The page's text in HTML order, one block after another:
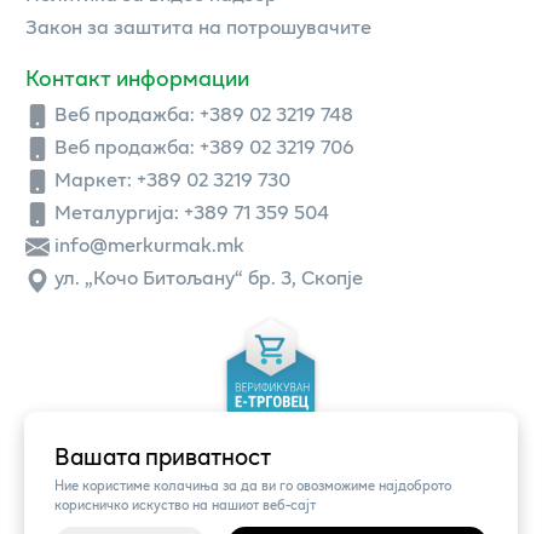
Вашата приватност
Ние користиме колачиња за да ви го овозможиме најдоброто
корисничко искуство на нашиот веб-сајт
Закон за заштита на потрошувачите
Контакт информации
Веб продажба: +389 02 3219 748
Веб продажба: +389 02 3219 706
Маркет: +389 02 3219 730
Металургија: +389 71 359 504
info@merkurmak.mk
ул. „Кочо Битољану“ бр. 3, Скопје